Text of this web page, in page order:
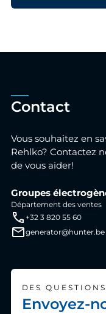
Contact
Vous souhaitez en
Rehlko? Contactez
de vous aider!
Groupes
Département des ventes
+32 3 820 55 60
generator@hunter.be
DES
Envoyez-